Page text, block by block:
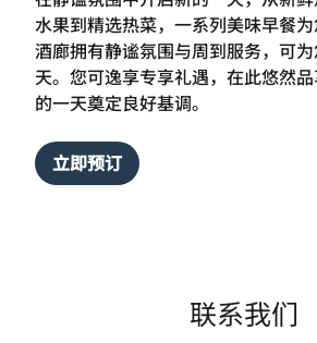
水果到精选热菜，一系列美味早餐
酒廊拥有静谧氛围与周到服务，可
天。您可逸享专享礼遇，在此悠然
的一天奠定良好基调。
立即预订
联系我们